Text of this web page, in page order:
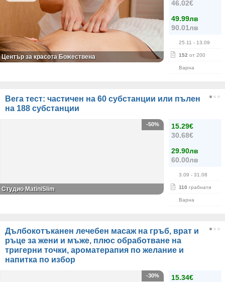
46.02€
49.99лв
90.01лв
25.11 - 13.09
152 от 200
Варна
Център за красота Божествена
Вега тест: частичен на 60 субстанции или пълен
на 188 субстанции
15.29€
30.68€
29.90лв
60.00лв
3.09 - 31.08
110 грабнати
Варна
-50%
Студио MatiniSlim
Дълбокотъканен лечебен масаж на гръб, врат и
ръце за жени и мъже, плюс обработване на
тригерни точки, ароматерапия по желание и
напитка по избор
15.34€
-30%